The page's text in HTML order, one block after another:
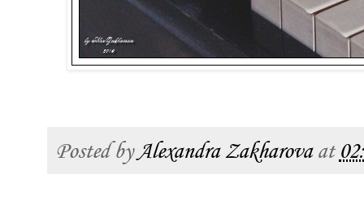
Posted byAlexandra Zakharova at